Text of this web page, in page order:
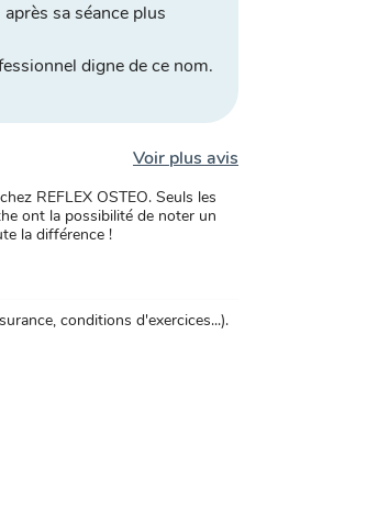
sa séance plus
digne de ce nom.
Voir plus avis
REFLEX OSTEO. Seuls les
ont la possibilité de noter un
la différence !
conditions d'exercices...).